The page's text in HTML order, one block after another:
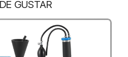
GUSTAR